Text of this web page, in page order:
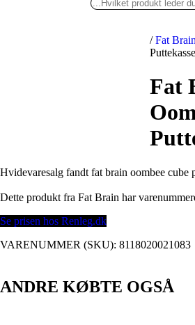
/ Fat Brain
Puttekasse
Fat
Hvidevaresalg fandt fat brain oombee cube
Dette produkt fra Fat Brain har
Se prisen hos Renleg.dk
VARENUMMER (SKU): 8118020021083
ANDRE KØBTE OGSÅ